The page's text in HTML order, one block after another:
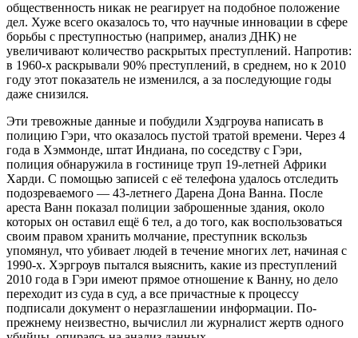
общественность никак не реагирует на подобное положение
дел. Хуже всего оказалось то, что научные инновации в сфере
борьбы с преступностью (например, анализ ДНК) не
увеличивают количество раскрытых преступлений. Напротив:
в 1960-х раскрывали 90% преступлений, в среднем, но к 2010
году этот показатель не изменился, а за последующие годы
даже снизился.
Эти тревожные данные и побудили Хэдгроува написать в
полицию Гэри, что оказалось пустой тратой времени. Через 4
года в Хэммонде, штат Индиана, по соседству с Гэри,
полиция обнаружила в гостинице труп 19-летней Африки
Харди. С помощью записей с её телефона удалось отследить
подозреваемого — 43-летнего Дарена Дона Ванна. После
ареста Ванн показал полиции заброшенные здания, около
которых он оставил ещё 6 тел, а до того, как воспользоваться
своим правом хранить молчание, преступник вскользь
упомянул, что убивает людей в течение многих лет, начиная с
1990-х. Хэргроув пытался выяснить, какие из преступлений
2010 года в Гэри имеют прямое отношение к Ванну, но дело
переходит из суда в суд, а все причастные к процессу
подписали документ о неразглашении информации. По-
прежнему неизвестно, вычислил ли журналист жертв одного